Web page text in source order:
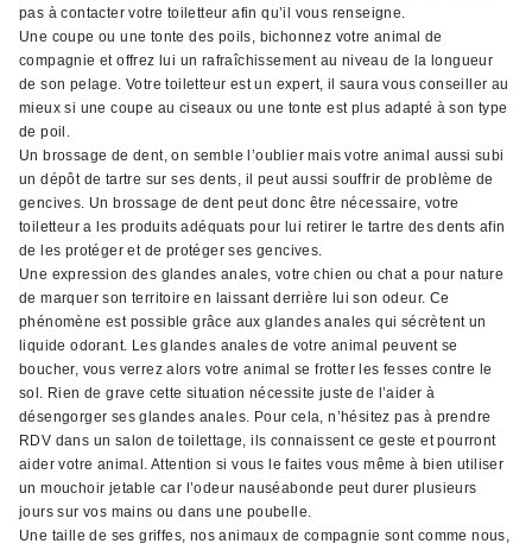
pas à contacter votre toiletteur afin qu’il vous renseigne.
Une coupe ou une tonte des poils, bichonnez votre animal de
compagnie et offrez lui un rafraîchissement au niveau de la longueur
de son pelage. Votre toiletteur est un expert, il saura vous conseiller au
mieux si une coupe au ciseaux ou une tonte est plus adapté à son type
de poil.
Un brossage de dent, on semble l’oublier mais votre animal aussi subi
un dépôt de tartre sur ses dents, il peut aussi souffrir de problème de
gencives. Un brossage de dent peut donc être nécessaire, votre
toiletteur a les produits adéquats pour lui retirer le tartre des dents afin
de les protéger et de protéger ses gencives.
Une expression des glandes anales, votre chien ou chat a pour nature
de marquer son territoire en laissant derrière lui son odeur. Ce
phénomène est possible grâce aux glandes anales qui sécrètent un
liquide odorant. Les glandes anales de votre animal peuvent se
boucher, vous verrez alors votre animal se frotter les fesses contre le
sol. Rien de grave cette situation nécessite juste de l’aider à
désengorger ses glandes anales. Pour cela, n’hésitez pas à prendre
RDV dans un salon de toilettage, ils connaissent ce geste et pourront
aider votre animal. Attention si vous le faites vous même à bien utiliser
un mouchoir jetable car l’odeur nauséabonde peut durer plusieurs
jours sur vos mains ou dans une poubelle.
Une taille de ses griffes, nos animaux de compagnie sont comme nous,